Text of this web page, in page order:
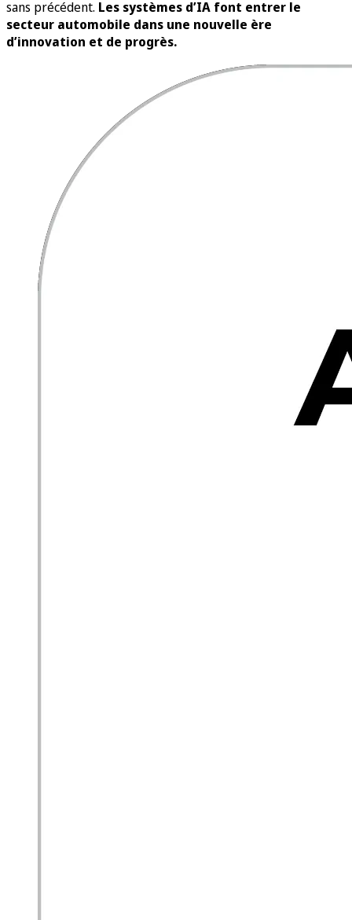
sans précédent. Les systèmes d’IA font entrer le
secteur automobile dans une nouvelle ère
d’innovation et de progrès.